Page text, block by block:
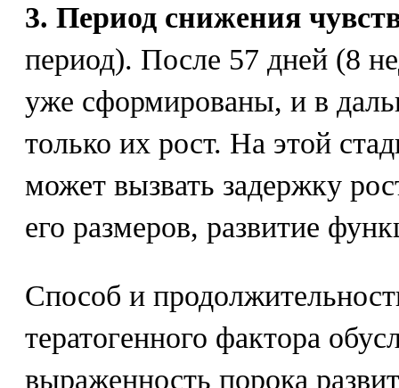
3. Период снижения
период). После 57 дней (8
уже сформированы, и в
только их рост. На этой
может вызвать задержку
его размеров, развитие
Способ и
тератогенного фактора
выраженность порока